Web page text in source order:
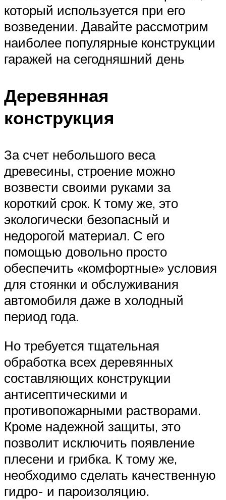
который используется при его
возведении. Давайте рассмотрим
наиболее популярные конструкции
гаражей на сегодняшний день
Деревянная
конструкция
За счет небольшого веса
древесины, строение можно
возвести своими руками за
короткий срок. К тому же, это
экологически безопасный и
недорогой материал. С его
помощью довольно просто
обеспечить «комфортные» условия
для стоянки и обслуживания
автомобиля даже в холодный
период года.
Но требуется тщательная
обработка всех деревянных
составляющих конструкции
антисептическими и
противопожарными растворами.
Кроме надежной защиты, это
позволит исключить появление
плесени и грибка. К тому же,
необходимо сделать качественную
гидро- и пароизоляцию.